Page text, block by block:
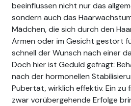
beeinflussen nicht nur das
sondern auch das
Mädchen, die sich durch den
Armen oder im Gesicht gestört
schnell der Wunsch nach einer
Doch hier ist Geduld gefragt:
nach der hormonellen
Pubertät, wirklich effektiv. Ein zu
zwar vorübergehende Erfolge